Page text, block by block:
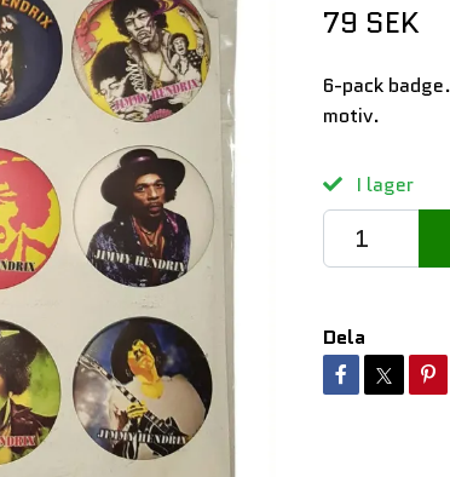
79 SEK
6-pack
motiv.
I lager
Dela